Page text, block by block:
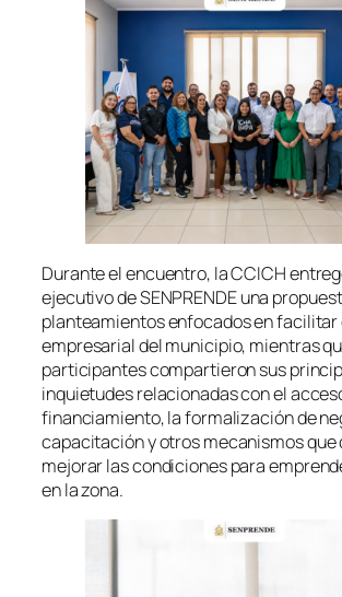
Durante el encuentro, la CCICH
ejecutivo de SENPRENDE una
planteamientos enfocados en facilitar
empresarial del municipio, mientras
participantes compartieron sus
inquietudes relacionadas con el
financiamiento, la formalización de
capacitación y otros mecanismos que
mejorar las condiciones para
en la zona.